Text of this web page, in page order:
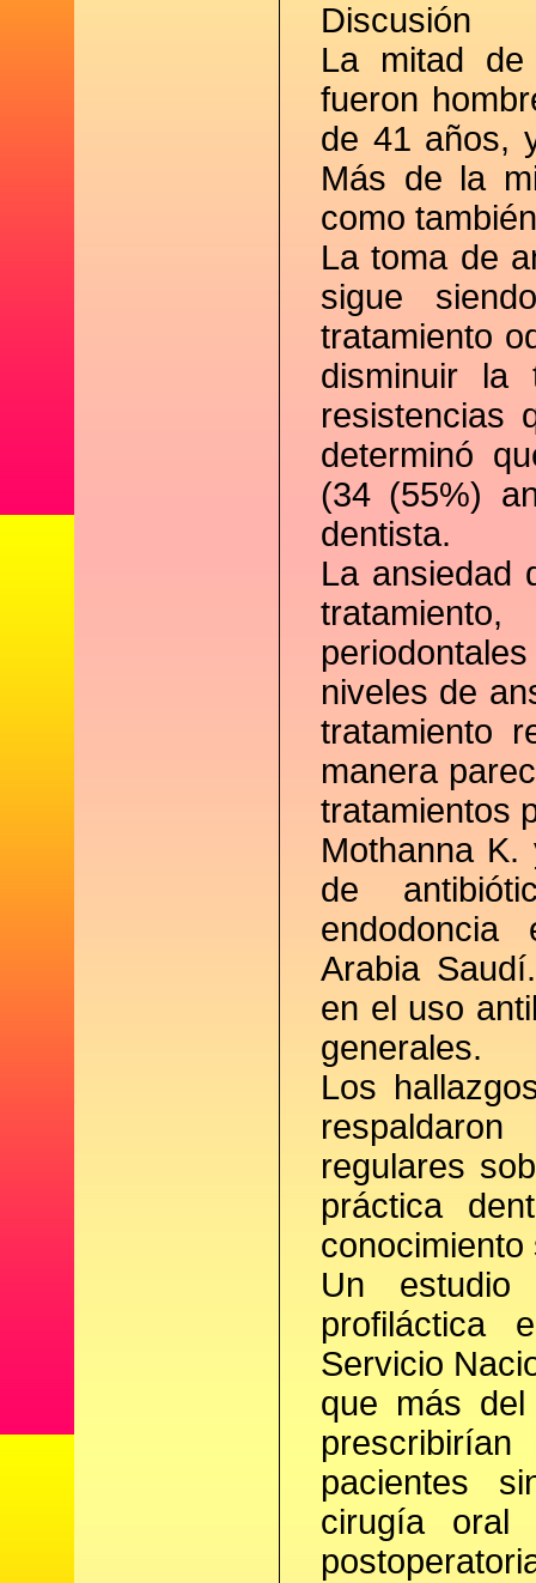
Discusión
La mitad
fueron
de 41 años,
Más de la
como
La toma de
sigue
tratamiento
disminuir la
resistencias
determinó
(34 (55%)
dentista.
La ansiedad
niveles de
tratamiento
manera
tratamientos
Mothanna
de
Arabia
en el uso
generales.
Los
regulares
práctica
Un estudio
profiláctica
Servicio
que más del
pacientes
cirugía oral